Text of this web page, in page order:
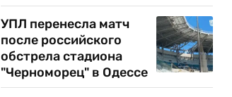
УПЛ перенесла матч
после российского
обстрела стадиона
"Черноморец" в Одессе